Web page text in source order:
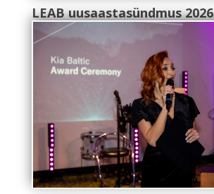
LEAB uusaastasündmus 2026